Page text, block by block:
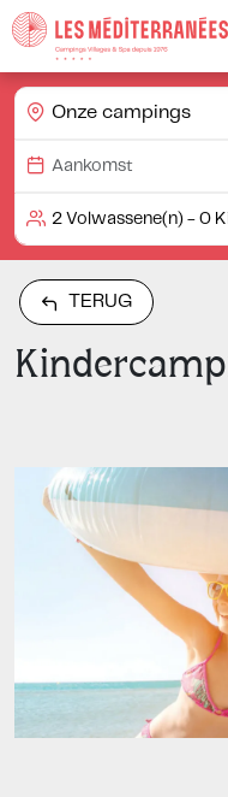
Onze campings
TERUG